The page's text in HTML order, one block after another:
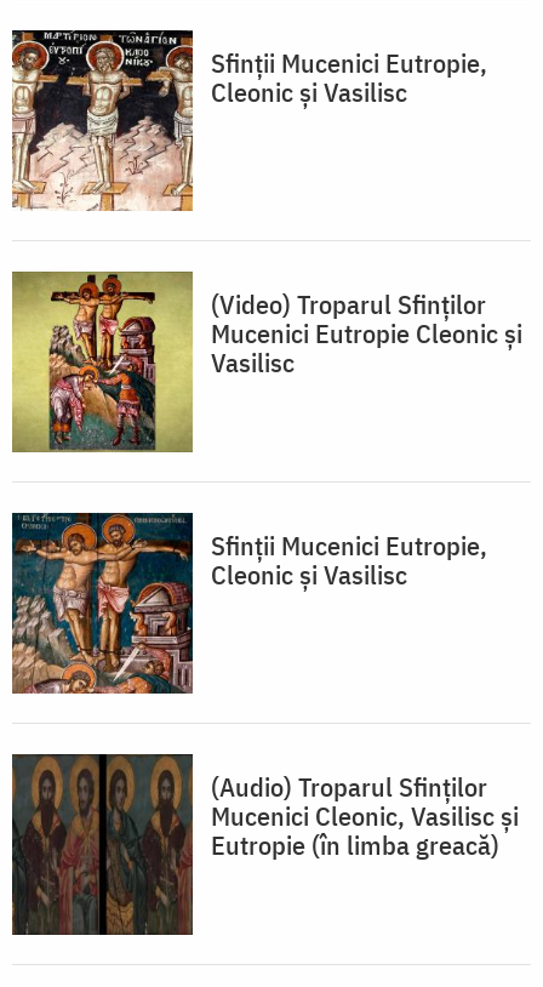
Sfinţii Mucenici Eutropie,
Cleonic şi Vasilisc
(Video) Troparul Sfinților
Mucenici Eutropie Cleonic și
Vasilisc
Sfinţii Mucenici Eutropie,
Cleonic şi Vasilisc
(Audio) Troparul Sfinților
Mucenici Cleonic, Vasilisc și
Eutropie (în limba greacă)